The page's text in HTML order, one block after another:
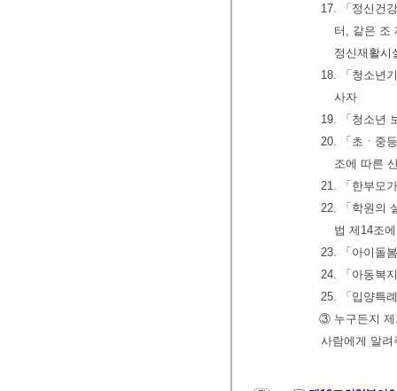
17. 「정신건
터, 같은 조
정신재활시
18. 「청소년
사자
19. 「청소년
20. 「초ㆍ중
조에 따른
21. 「한부모
22. 「학원의
법 제14조
23. 「아이돌
24. 「아동복
25. 「입양특
③ 누구든지 제
사람에게 알